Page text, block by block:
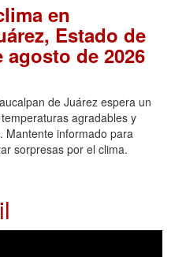
en
Estado de
de 2026
de Juárez espera un
agradables y
Mantente informado para
sorpresas por el clima.